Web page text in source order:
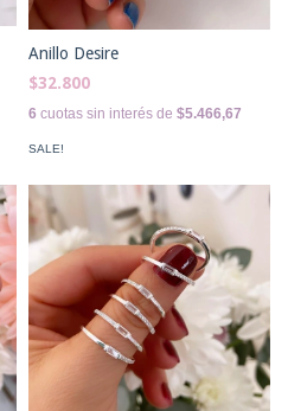
Anillo Desire
$32.800
6 cuotas sin interés de $5.466,67
SALE!